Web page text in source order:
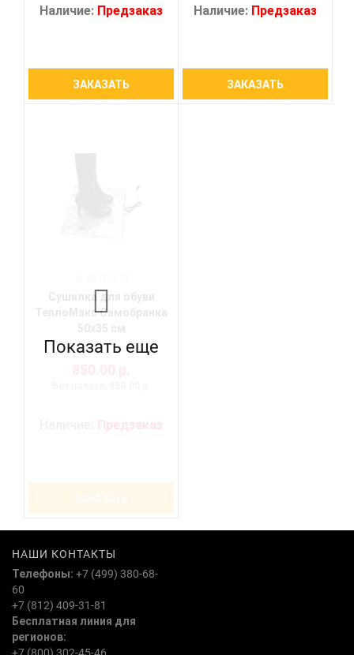
Наличие: Предзаказ
ЗАКАЗАТЬ
Наличие: Предзаказ
ЗАКАЗАТЬ
ТеплоМакс Самобранка
Предзаказ
Показать еще
НАШИ КОНТАКТЫ
Телефоны: +7 (499) 380-68-
60
+7 (812) 409-31-81
Бесплатная линия для
регионов: